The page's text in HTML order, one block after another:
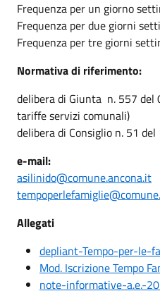
Frequenza per un giorno
Frequenza per due giorni
Frequenza per tre giorni
Normativa di riferimento:
delibera di Giunta n. 557
tariffe servizi comunali)
delibera di Consiglio n. 51
e-mail:
asilinido@comune.ancona.it
Allegati
depliant-Tempo-per-le-
Mod. Iscrizione Tempo
note-informative-a.e.-